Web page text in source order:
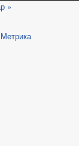
»